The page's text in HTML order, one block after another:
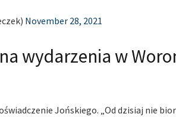
November 28, 2021
wydarzenia w
Jońskiego. „Od dzisiaj nie